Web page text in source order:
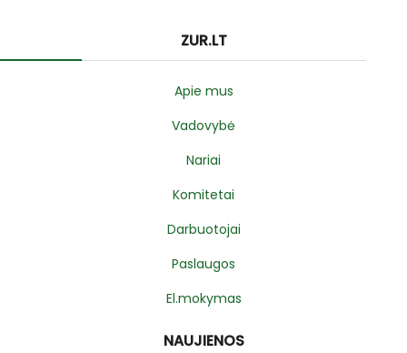
ZUR.LT
Apie mus
Vadovybė
Nariai
Komitetai
Darbuotojai
Paslaugos
El.mokymas
NAUJIENOS